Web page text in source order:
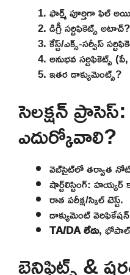
ఫార్మ్ పూర్తిగా ఫిల్
డిగ్రీ సర్టిఫికెట్స్ అటాచ్?
కేస్ట్/ఎక్స్-సర్వీస్
అనుభవ సర్టిఫికెట్స్
ఇతర డాక్యుమెంట్స్?
సెలక్షన్
ఎదుర్కోవాలి?
వెబ్‌సైట్‌లో తర్వాత
షార్ట్‌లిస్టింగ్:
రాత పరీక్ష/స్కిల్ టెస్ట్.
డాక్యుమెంట్
TA/DA లేదు,
బెనిఫిట్స్ &